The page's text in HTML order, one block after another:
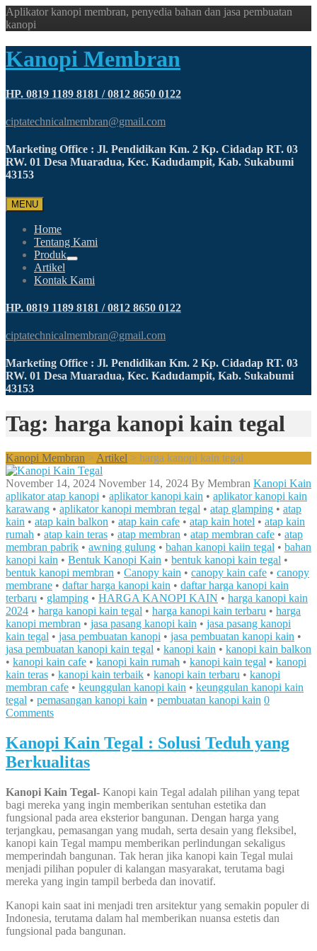
Aplikator kanopi membran, penyedia bahan dan jasa pembuatan
kanopi
Kanopi Membran
HP. 0819 1189 8181 / 0812 8650 0122
ciptatechnicalmembran@gmail.com
Marketing Office : Jl. Pendidikan Km. 2 Kp. Cidadap RT. 03
RW. 01 Desa Muaradua, Kec. Kadudampit, Kab. Sukabumi
43153
MENU
Home
Tentang Kami
Produk
Artikel
Kontak Kami
HP. 0819 1189 8181 / 0812 8650 0122
ciptatechnicalmembran@gmail.com
Marketing Office : Jl. Pendidikan Km. 2 Kp. Cidadap RT. 03
RW. 01 Desa Muaradua, Kec. Kadudampit, Kab. Sukabumi
43153
Tag: harga kanopi kain tegal
Kanopi Membran > Artikel > harga kanopi kain tegal
November 14, 2024 November 14, 2024 By Membran Kanopi Kain
aplikator atap kanopi • aplikator kanopi kain • aplikator kanopi kain
karawang • aplikator kanopi membran tegal • atap glamping • atap
kain • atap kain balkon • atap kain cafe • atap kain hotel • atap kain
rumah • atap kain teras • atap membran • atap membran cafe • atap
membran pabrik • awning gulung • bahan kanopi kaiin tegal • bahan
kanopi kain • Bentuk Kanopi Kain • bentuk kanopi kain tegal •
bentuk kanopi membran • Canopy kain • canopy kain cafe • canopy
membrane • daftar harga kanopi kain • daftar harga kanopi kain
terbaru • glamping • HARGA KANOPI KAIN • harga kanopi kain
2024 • harga kanopi kain tegal • harga kanopi kain terbaru • harga
kanopi membran • jasa pasang kanopi kain • jasa pasang kanopi
kain tegal • jasa pembuatan kanopi • jasa pembuatan kanopi kain •
jasa pembuatan kanopi kain tegal • kanopi kain • kanopi kain balkon
• kanopi kain cafe • kanopi kain rumah • kanopi kain tegal • kanopi
kain teras • kanopi kain terbaik • kanopi kain terbaru • kanopi
membran cafe • keunggulan kanopi kain • keunggulan kanopi kain
tegal • pemasangan kanopi kain • pembuatan kanopi kain 0
Comments
Kanopi Kain Tegal : Solusi Teduh yang
Berkualitas
Kanopi Kain Tegal- Kanopi kain Tegal adalah pilihan yang tepat
bagi mereka yang ingin memberikan sentuhan estetika dan
fungsional pada area eksterior bangunan. Dengan harga yang
terjangkau, pemasangan yang mudah, serta desain yang fleksibel,
kanopi kain Tegal mampu memberikan perlindungan sekaligus
memperindah bangunan. Tak heran jika kanopi kain Tegal mulai
menjadi pilihan populer di kalangan masyarakat, terutama bagi
mereka yang ingin tampil berbeda dan inovatif.
Kanopi kain saat ini menjadi tren arsitektur yang semakin populer di
Indonesia, terutama dalam hal memberikan nuansa estetis dan
fungsional pada bangunan.